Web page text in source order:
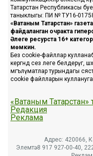
Татарстан Республикасы
таныклыгы: ПИ № ТУ16-
«Ватаным Татарстан»
файдаланган очракта
Әлеге ресурста 16+
мөмкин.
Без cookie-файллар
кергәндә сез әлеге белдерүгә,
мәгълүматлар турындагы
cookie файлларын
«Ватаным
Редакция
Реклама
Адрес: 420066,
Элемтә: 8 917 927-00-40,